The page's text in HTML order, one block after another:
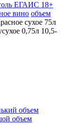
ЕГАИС 18+
вино объем
сухое 75л
0,75л 10,5-
объем
объем